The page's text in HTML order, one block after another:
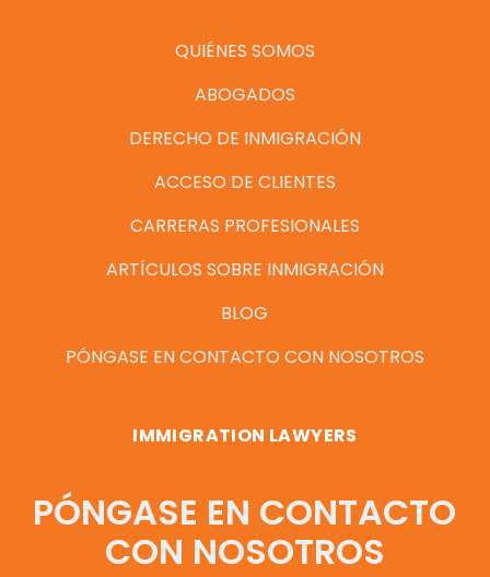
QUIÉNES SOMOS
ABOGADOS
DERECHO DE INMIGRACIÓN
ACCESO DE CLIENTES
CARRERAS PROFESIONALES
ARTÍCULOS SOBRE INMIGRACIÓN
BLOG
PÓNGASE EN CONTACTO CON NOSOTROS
IMMIGRATION LAWYERS
PÓNGASE EN CONTACTO
CON NOSOTROS